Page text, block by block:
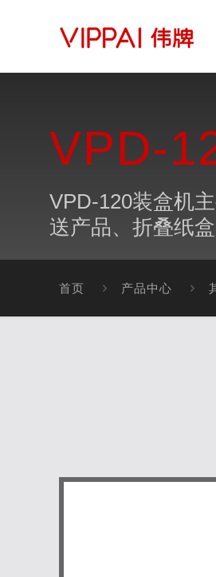
VPD-
VPD-120装盒机
送产品、折叠纸
首页 产品中心